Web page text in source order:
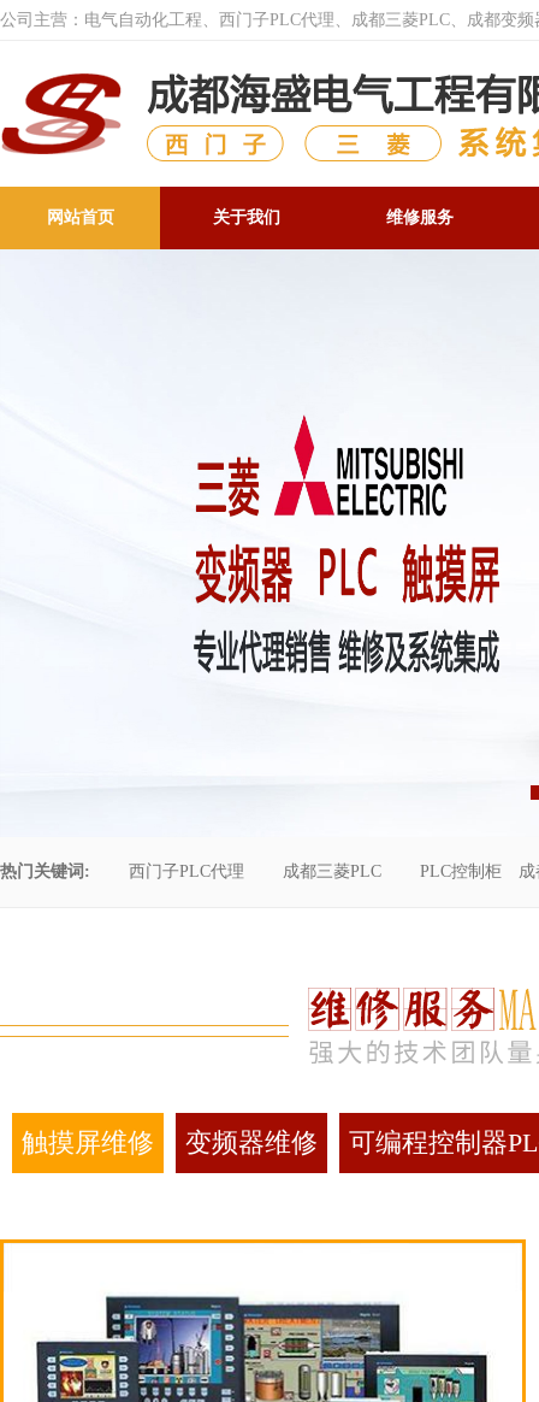
公司主营：电气自动化工程、西门子PLC代理、成都三菱PLC、成都变
网站首页 关于我们 维修服务
热门关键词: 西门子PLC代理 成都三菱PLC PLC控制柜
触摸屏维修 变频器维修 可编程控制器